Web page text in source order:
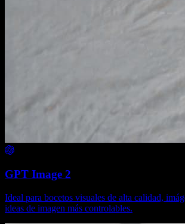
GPT Image 2
Ideal para bocetos visuales de alta calidad,
ideas de imagen más controlables.